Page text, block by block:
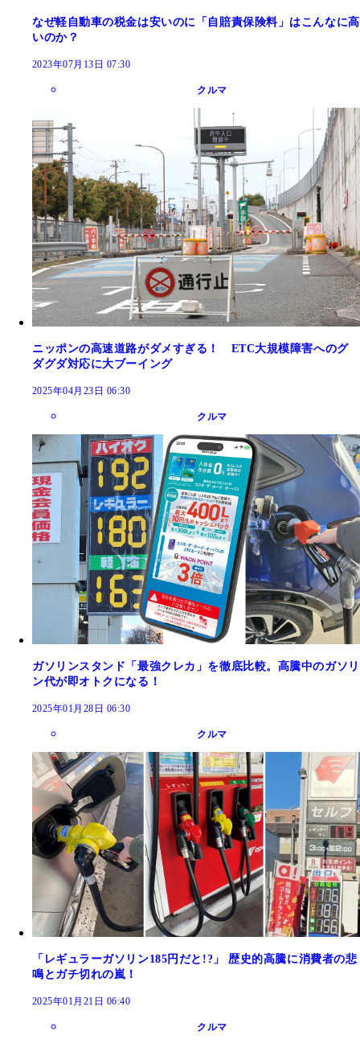
なぜ軽自動車の税金は安いのに「自賠責保険料」はこんなに高
いのか？
2023年07月13日 07:30
クルマ
ニッポンの高速道路がダメすぎる！ ETC大規模障害へのグ
ダグダ対応に大ブーイング
2025年04月23日 06:30
クルマ
ガソリンスタンド「最強クレカ」を徹底比較。高騰中のガソリ
ン代が即オトクになる！
2025年01月28日 06:30
クルマ
「レギュラーガソリン185円だと!?」 歴史的高騰に消費者の悲
鳴とガチ切れの嵐！
2025年01月21日 06:40
クルマ